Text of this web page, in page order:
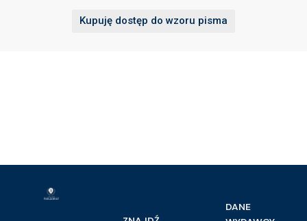
Kupuję dostęp do wzoru pisma
DANE